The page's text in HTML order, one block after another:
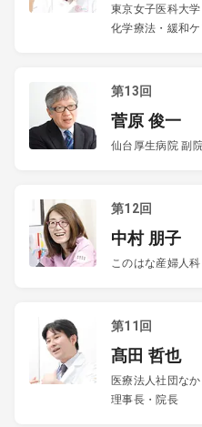
東京女子医科大
化学療法・緩和
第13回
菅原 俊一
仙台厚生病院 副
第12回
中村 朋子
このはな産婦人
第11回
髙田 哲也
医療法人社団な
理事長・院長